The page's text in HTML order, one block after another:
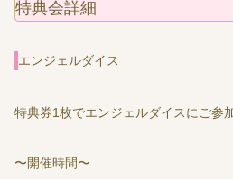
特典会詳細
エンジェルダイス
特典券1枚でエンジェルダイスにご参
〜開催時間〜